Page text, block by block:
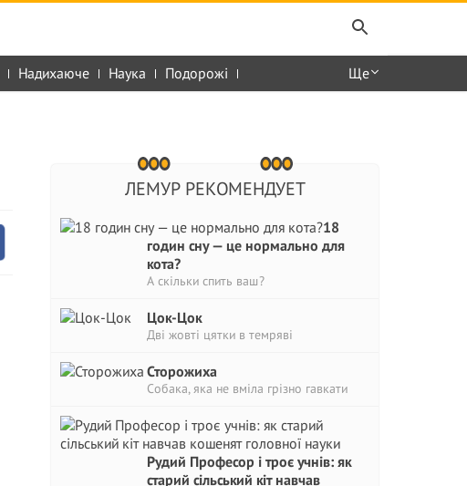
Надихаюче Наука Подорожі Ще
ЛЕМУР РЕКОМЕНДУЕТ
18
годин сну — це нормально для
кота?
А скільки спить ваш?
Цок-Цок
Дві жовті цятки в темряві
Сторожиха
Собака, яка не вміла грізно гавкати
Рудий Професор і троє учнів: як
старий сільський кіт навчав